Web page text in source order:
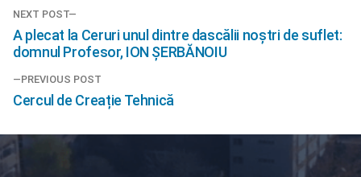
Navigare
în
articole
PREVIOUS POST
Previous
Cercul de Creație Tehnică
NEXT POST
Next
post:
A plecat la Ceruri unul dintre dascălii noștri de suflet:
domnul Profesor, ION ȘERBĂNOIU